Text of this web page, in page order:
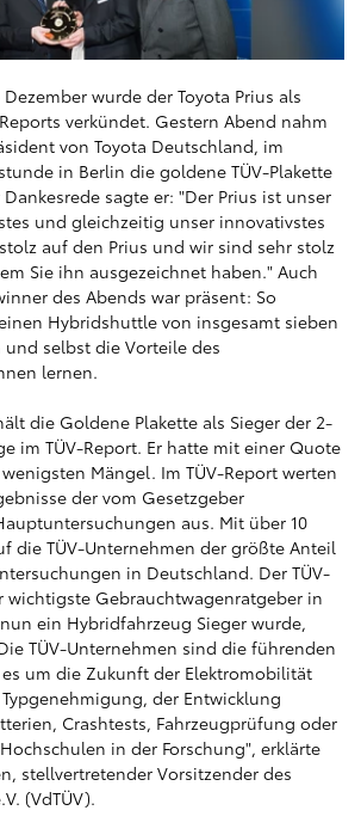
wurde der Toyota Prius als
verkündet. Gestern Abend nahm
von Toyota Deutschland, im
in Berlin die goldene TÜV-Plakette
sagte er: "Der Prius ist unser
und gleichzeitig unser innovativstes
auf den Prius und wir sind sehr stolz
Sie ihn ausgezeichnet haben." Auch
des Abends war präsent: So
Hybridshuttle von insgesamt sieben
und selbst die Vorteile des
lernen.
die Goldene Plakette als Sieger der 2-
im TÜV-Report. Er hatte mit einer Quote
Mängel. Im TÜV-Report werten
der vom Gesetzgeber
aus. Mit über 10
die TÜV-Unternehmen der größte Anteil
in Deutschland. Der TÜV-
wichtigste Gebrauchtwagenratgeber in
ein Hybridfahrzeug Sieger wurde,
TÜV-Unternehmen sind die führenden
um die Zukunft der Elektromobilität
der Entwicklung
Crashtests, Fahrzeugprüfung oder
in der Forschung", erklärte
stellvertretender Vorsitzender des
(VdTÜV).